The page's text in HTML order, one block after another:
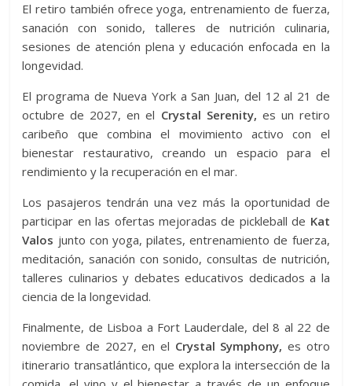
El retiro también ofrece yoga, entrenamiento de fuerza,
sanación con sonido, talleres de nutrición culinaria,
sesiones de atención plena y educación enfocada en la
longevidad.
El programa de Nueva York a San Juan, del 12 al 21 de
octubre de 2027, en el Crystal Serenity, es un retiro
caribeño que combina el movimiento activo con el
bienestar restaurativo, creando un espacio para el
rendimiento y la recuperación en el mar.
Los pasajeros tendrán una vez más la oportunidad de
participar en las ofertas mejoradas de pickleball de Kat
Valos junto con yoga, pilates, entrenamiento de fuerza,
meditación, sanación con sonido, consultas de nutrición,
talleres culinarios y debates educativos dedicados a la
ciencia de la longevidad.
Finalmente, de Lisboa a Fort Lauderdale, del 8 al 22 de
noviembre de 2027, en el Crystal Symphony, es otro
itinerario transatlántico, que explora la intersección de la